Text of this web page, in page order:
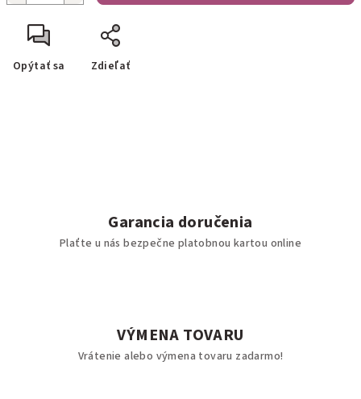
Opýtať sa Zdieľať
Garancia doručenia
Plaťte u nás bezpečne platobnou kartou online
VÝMENA TOVARU
Vrátenie alebo výmena tovaru zadarmo!